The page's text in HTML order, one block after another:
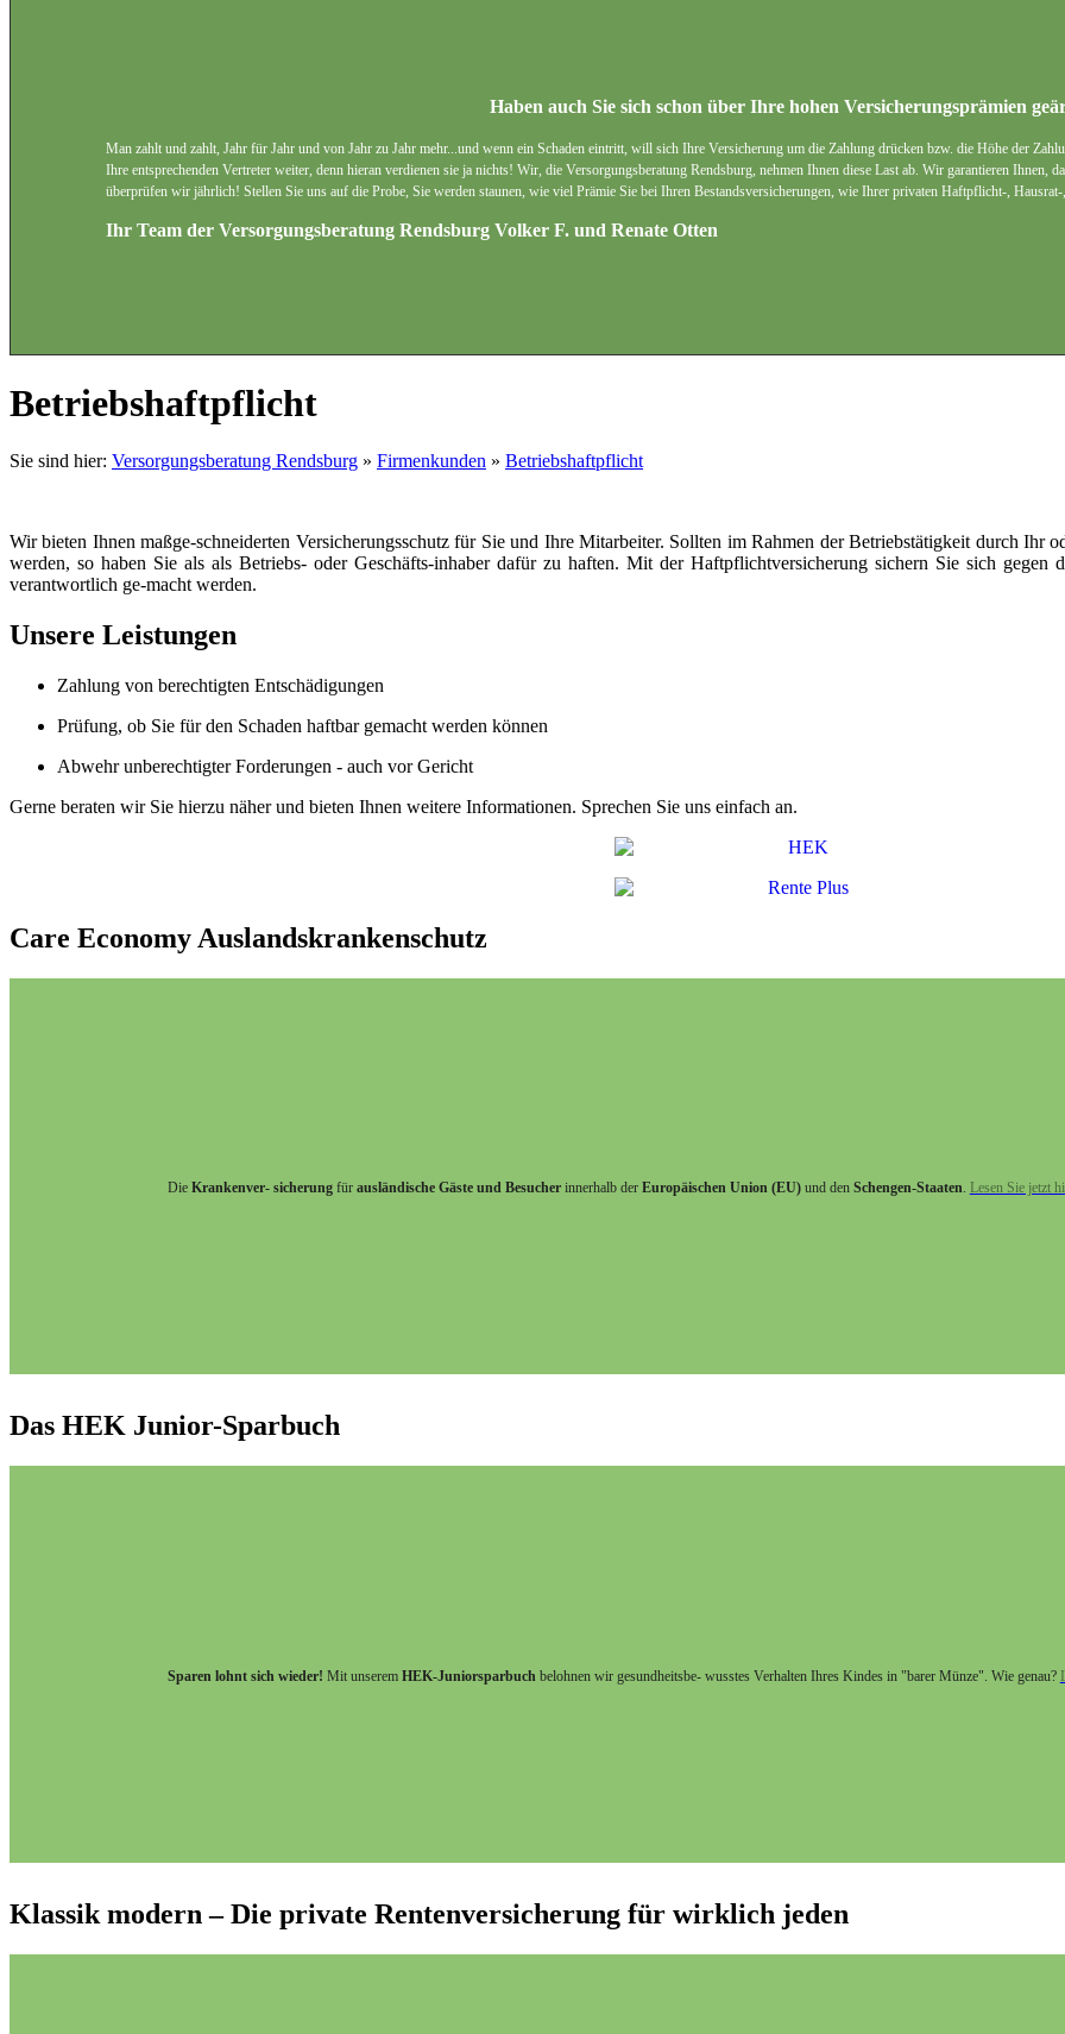
Haben auch Sie sich schon über Ihre hohen Versicherungsprämien
Man zahlt und zahlt, Jahr für Jahr und von Jahr zu Jahr mehr...und wenn ein Schaden eintritt, will sich Ihre Versicherung um die Zahlung drücken bzw. die Höhe der
Ihre entsprechenden Vertreter weiter, denn hieran verdienen sie ja nichts! Wir, die Versorgungsberatung Rendsburg, nehmen Ihnen diese Last ab. Wir garantieren Ihnen,
überprüfen wir jährlich! Stellen Sie uns auf die Probe, Sie werden staunen, wie viel Prämie Sie bei Ihren Bestandsversicherungen, wie Ihrer privaten Haftpflicht-,
Ihr Team der Versorgungsberatung Rendsburg Volker F. und Renate Otten
Betriebshaftpflicht
Sie sind hier: Versorgungsberatung Rendsburg » Firmenkunden » Betriebshaftpflicht
Wir bieten Ihnen maßge-schneiderten Versicherungsschutz für Sie und Ihre Mitarbeiter. Sollten im Rahmen der Betriebstätigkeit durch Ihr
werden, so haben Sie als als Betriebs- oder Geschäfts-inhaber dafür zu haften. Mit der Haftpflichtversicherung sichern Sie sich
verantwortlich ge-macht werden.
Unsere Leistungen
Zahlung von berechtigten Entschädigungen
Prüfung, ob Sie für den Schaden haftbar gemacht werden können
Abwehr unberechtigter Forderungen - auch vor Gericht
Gerne beraten wir Sie hierzu näher und bieten Ihnen weitere Informationen. Sprechen Sie uns einfach an.
Care Economy Auslandskrankenschutz
Die Krankenver- sicherung für ausländische Gäste und Besucher innerhalb der Europäischen Union (EU)und den Schengen-Staaten. Lesen Sie jetzt
Das HEK Junior-Sparbuch
Sparen lohnt sich wieder! Mit unserem HEK-Juniorsparbuch belohnen wir gesundheitsbe- wusstes Verhalten Ihres Kindes in "barer Münze". Wie genau?
Klassik modern – Die private Rentenversicherung für wirklich jeden